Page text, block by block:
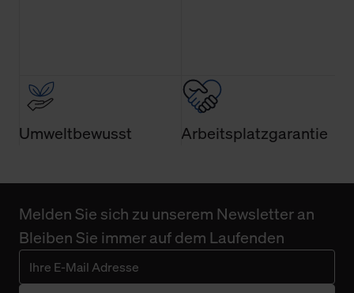
Weitere Informationen über Cookies und Web-
Technologien sowie die Nutzung Ihrer persönlichen Daten
finden Sie in unserer Datenschutzerklärung.
Umweltbewusst Arbeitsplatzgarantie
Melden Sie sich zu unserem Newsletter an
Bleiben Sie immer auf dem Laufenden